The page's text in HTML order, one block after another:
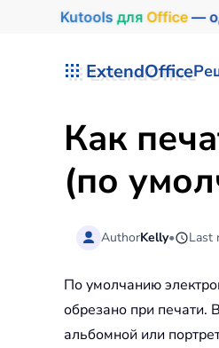
Kutools для Office—
ExtendOffice
Как
(по
AuthorKelly• Last
По умолчанию
обрезано при печати.
альбомной или